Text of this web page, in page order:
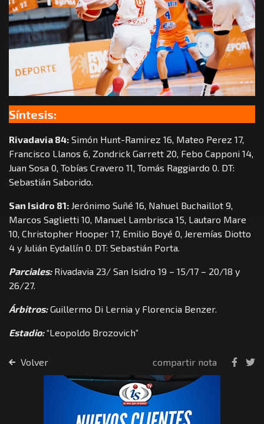
Síntesis:
Rivadavia 84: Simón Hunt-Ramirez 16, Mateo Perez 17,
Francisco Llanos 6, Zondrick Garrett 20, Febo Capponi 14,
Juan Sosa 0, Tobías Cravero 11, Tomás Raggiardo 0. DT:
Sebastián Saborido.
San Isidro 81: Jerónimo Suñé 16, Nahuel Buchaillot 9,
Marcos Saglietti 10, Manuel Lambrisca 15, Lautaro Mare
10, Christopher Hooper 17, Emilio Boyé 0, Jeremías Diotto
4 y Julián Eydallín 0. DT: Sebastián Porta.
Parciales:Rivadavia 23/ San Isidro 19 – 15/17 – 20/18 y
26/27.
Árbitros:Guillermo Di Lernia y Florencia Benzer.
Estadio:“Leopoldo Brozovich”
Volver compartir nota